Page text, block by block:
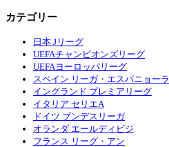
カテゴリー
日本 Jリーグ
UEFAチャンピオンズリーグ
UEFAヨーロッパリーグ
スペイン リーガ・エスパニョーラ
イングランド プレミアリーグ
イタリア セリエA
ドイツ ブンデスリーガ
オランダ エールディビジ
フランス リーグ・アン